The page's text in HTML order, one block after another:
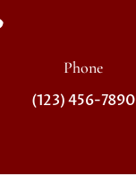
Phone
(123) 456-7890